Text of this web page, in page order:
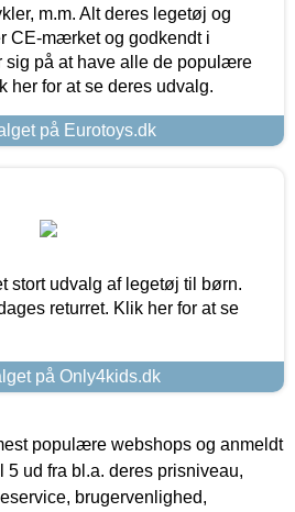
m.m. Alt deres legetøj og
CE-mærket og godkendt i
sig på at have alle de populære
her for at se deres udvalg.
på Eurotoys.dk
stort udvalg af legetøj til børn.
returret. Klik her for at se
på Only4kids.dk
populære webshops og anmeldt
5 ud fra bl.a. deres prisniveau,
brugervenlighed,